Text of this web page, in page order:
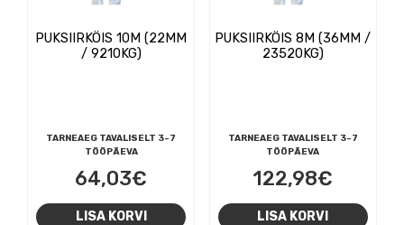
PUKSIIRKÖIS 10M (22MM
/ 9210KG)
TARNEAEG TAVALISELT 3-7
TÖÖPÄEVA
64,03€
LISA KORVI
PUKSIIRKÖIS 8M (36MM /
23520KG)
TARNEAEG TAVALISELT 3-7
TÖÖPÄEVA
122,98€
LISA KORVI